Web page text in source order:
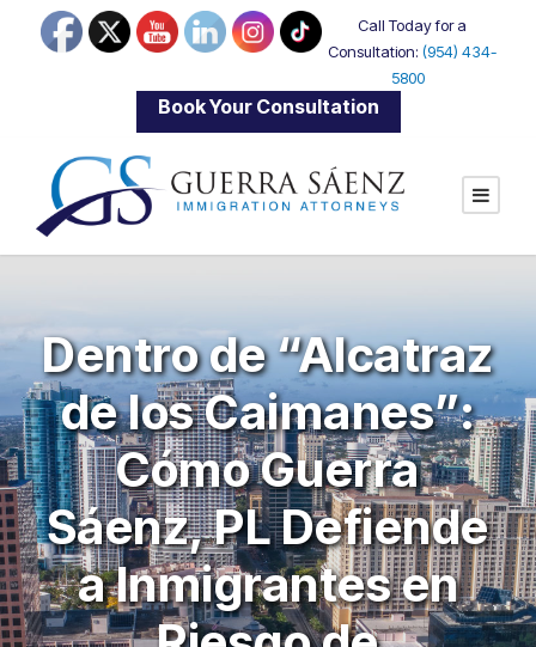
Call Today for a
Consultation: (954) 434-
5800
Book Your Consultation
Dentro de “Alcatraz
de los Caimanes”:
Cómo Guerra
Sáenz, PL Defiende
a Inmigrantes en